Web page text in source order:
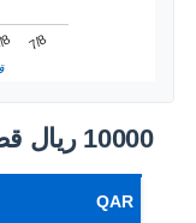
7/8
10000 ريال قطري كم دينار جزائري اليوم؟
QAR